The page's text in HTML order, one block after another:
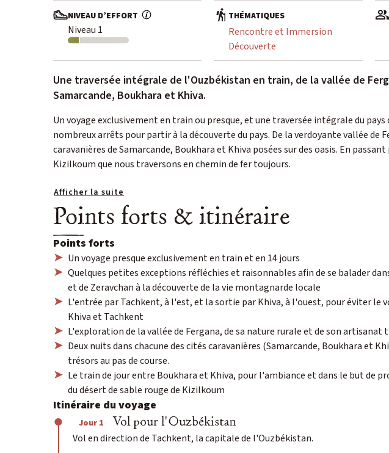
NIVEAU D’EFFORT
Niveau 1
THÉMATIQUES
Rencontre et Immersion
Découverte
Une traversée intégrale de l'Ouzbékistan en train, de la vallée de
Samarcande, Boukhara et Khiva.
Un voyage exclusivement en train ou presque, et une traversée intégrale du
nombreux arrêts pour partir à la découverte du pays. De la verdoyante vallée de
caravanières de Samarcande, Boukhara et Khiva posées sur des oasis. En
Kizilkoum que nous traversons en chemin de fer toujours.
Afficher la suite
Points forts & itinéraire
Points forts
Un voyage presque exclusivement en train et en 14 jours
Quelques petites exceptions réfléchies et raisonnables afin de se balader
et de Zeravchan à la découverte de la vie montagnarde locale
L'entrée par Tachkent, à l'est, et la sortie par Khiva, à l'ouest, pour éviter
Khiva et Tachkent
L'exploration de la vallée de Fergana, de sa nature rurale et de son
Deux nuits dans chacune des cités caravanières (Samarcande, Boukhara et
trésors au pas de course.
Le train de jour entre Boukhara et Khiva, pour l'ambiance et dans le but de
du désert de sable rouge de Kizilkoum
Itinéraire du voyage
Jour 1 Vol pour l'Ouzbékistan
Vol en direction de Tachkent, la capitale de l'Ouzbékistan.